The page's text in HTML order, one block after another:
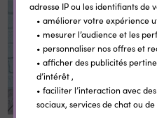
adresse IP ou les identifiants de
• améliorer votre expérience
• mesurer l’audience et les
• personnaliser nos offres et
• afficher des publicités
d’intérêt ,
• faciliter l’interaction avec
sociaux, services de chat ou